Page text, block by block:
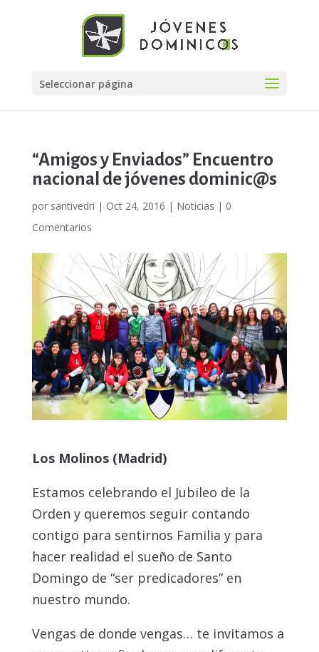
Seleccionar página
“Amigos y Enviados” Encuentro
nacional de jóvenes dominic@s
por santivedri | Oct 24, 2016 | Noticias | 0
Comentarios
Los Molinos (Madrid)
Estamos celebrando el Jubileo de la
Orden y queremos seguir contando
contigo para sentirnos Familia y para
hacer realidad el sueño de Santo
Domingo de “ser predicadores” en
nuestro mundo.
Vengas de donde vengas… te invitamos a